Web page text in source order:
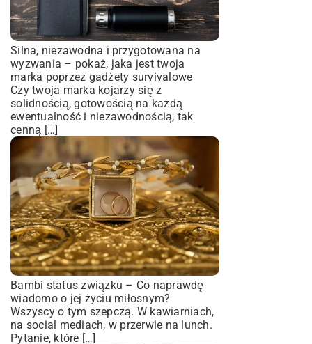
Silna, niezawodna i przygotowana na
wyzwania – pokaż, jaka jest twoja
marka poprzez gadżety survivalowe
Czy twoja marka kojarzy się z
solidnością, gotowością na każdą
ewentualność i niezawodnością, tak
cenną […]
Bambi status związku – Co naprawdę
wiadomo o jej życiu miłosnym?
Wszyscy o tym szepczą. W kawiarniach,
na social mediach, w przerwie na lunch.
Pytanie, które […]